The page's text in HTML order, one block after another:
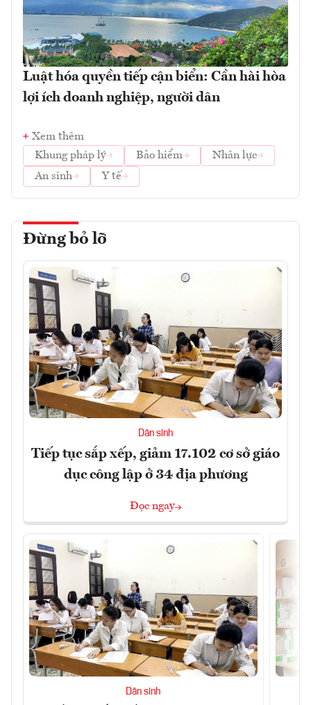
Luật hóa quyền tiếp cận biển: Cần hài hòa
lợi ích doanh nghiệp, người dân
Xem thêm
Khung pháp lý
Bảo hiểm
Nhân lực
An sinh
Y tế
Đừng bỏ lỡ
Dân sinh
Tiếp tục sắp xếp, giảm 17.102 cơ sở giáo
dục công lập ở 34 địa phương
Đọc ngay
Dân sinh